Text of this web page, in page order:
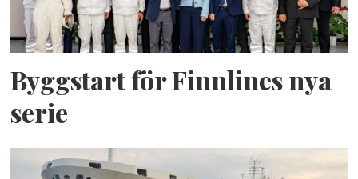
Byggstart för Finnlines nya
serie